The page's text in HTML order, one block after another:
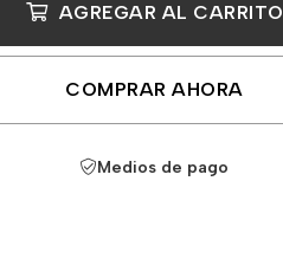
AGREGAR AL CARRITO
COMPRAR AHORA
Medios de pago